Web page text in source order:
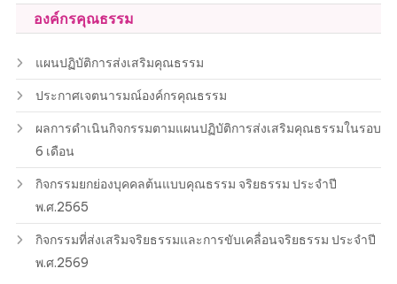
องค์กรคุณธรรม
แผนปฏิบัติการส่งเสริมคุณธรรม
ประกาศเจตนารมณ์องค์กรคุณธรรม
ผลการดำเนินกิจกรรมตามแผนปฏิบัติการส่งเสริมคุณธรรมในรอบ
6 เดือน
กิจกรรมยกย่องบุคคลต้นแบบคุณธรรม จริยธรรม ประจำปี
พ.ศ.2565
กิจกรรมที่ส่งเสริมจริยธรรมและการขับเคลื่อนจริยธรรม ประจำปี
พ.ศ.2569